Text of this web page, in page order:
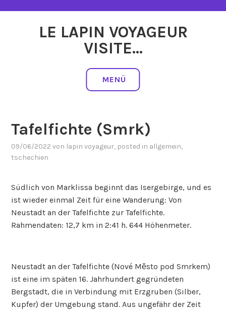
LE LAPIN VOYAGEUR
VISITE…
MENÜ
Tafelfichte (Smrk)
09/06/2022 von lapin voyageur, posted in allgemein,
tschechien
Südlich von Marklissa beginnt das Isergebirge, und es
ist wieder einmal Zeit für eine Wanderung: Von
Neustadt an der Tafelfichte zur Tafelfichte.
Rahmendaten: 12,7 km in 2:41 h. 644 Höhenmeter.
Neustadt an der Tafelfichte (Nové Mĕsto pod Smrkem)
ist eine im späten 16. Jahrhundert gegründeten
Bergstadt, die in Verbindung mit Erzgruben (Silber,
Kupfer) der Umgebung stand. Aus ungefähr der Zeit